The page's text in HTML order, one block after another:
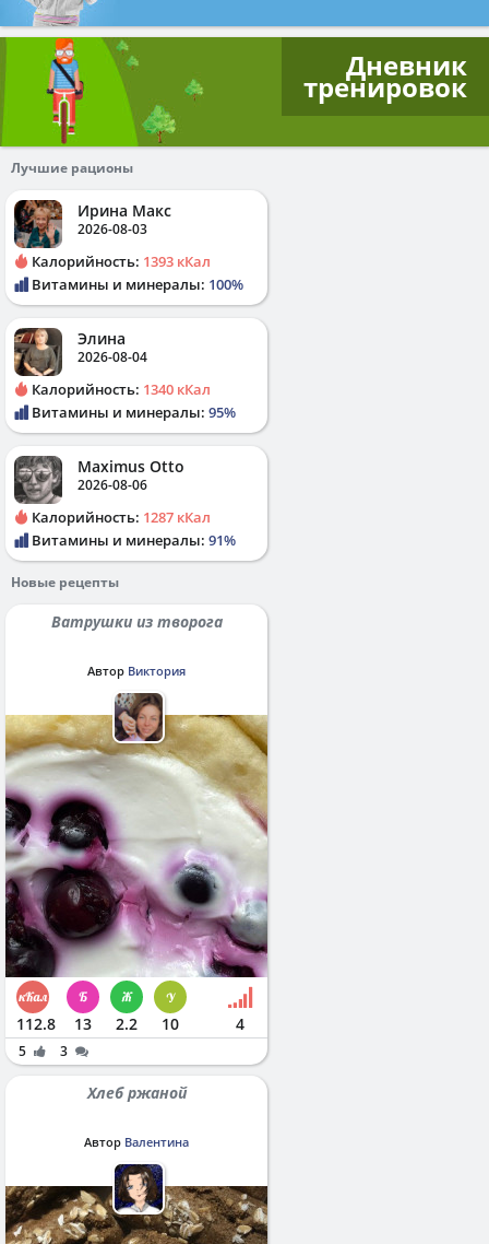
Дневник
тренировок
Лучшие рационы
Ирина Макс
2026-08-03
Калорийность: 1393 кКал
Витамины и минералы: 100%
Элина
2026-08-04
Калорийность: 1340 кКал
Витамины и минералы: 95%
Maximus Otto
2026-08-06
Калорийность: 1287 кКал
Витамины и минералы: 91%
Новые рецепты
Ватрушки из творога
Автор Виктория
112.8 13 2.2 10 4
5 3
Хлеб ржаной
Автор Валентина